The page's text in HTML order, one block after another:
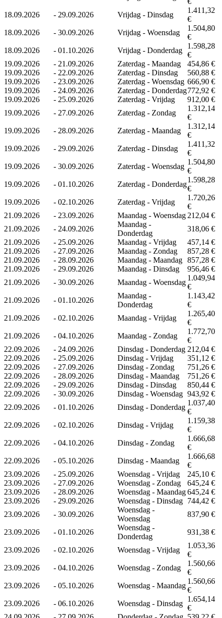
18.09.2026
- 29.09.2026 Vrijdag - Dinsdag
1.411,32
€
18.09.2026
- 30.09.2026 Vrijdag - Woensdag
1.504,80
€
18.09.2026
- 01.10.2026 Vrijdag - Donderdag
1.598,28
€
19.09.2026
- 21.09.2026 Zaterdag - Maandag
454,86 €
19.09.2026
- 22.09.2026 Zaterdag - Dinsdag
560,88 €
19.09.2026
- 23.09.2026 Zaterdag - Woensdag 666,90 €
19.09.2026
- 24.09.2026 Zaterdag - Donderdag772,92 €
19.09.2026
- 25.09.2026 Zaterdag - Vrijdag
912,00 €
19.09.2026
- 27.09.2026 Zaterdag - Zondag
1.312,14
€
19.09.2026
- 28.09.2026 Zaterdag - Maandag
1.312,14
€
19.09.2026
- 29.09.2026 Zaterdag - Dinsdag
1.411,32
€
19.09.2026
- 30.09.2026 Zaterdag - Woensdag
1.504,80
€
19.09.2026
- 01.10.2026 Zaterdag - Donderdag
1.598,28
€
19.09.2026
- 02.10.2026 Zaterdag - Vrijdag
1.720,26
€
21.09.2026
- 23.09.2026 Maandag - Woensdag 212,04 €
21.09.2026
- 24.09.2026
Maandag -
Donderdag
318,06 €
21.09.2026
- 25.09.2026 Maandag - Vrijdag
457,14 €
21.09.2026
- 27.09.2026 Maandag - Zondag
857,28 €
21.09.2026
- 28.09.2026 Maandag - Maandag 857,28 €
21.09.2026
- 29.09.2026 Maandag - Dinsdag
956,46 €
21.09.2026
- 30.09.2026 Maandag - Woensdag
1.049,94
€
21.09.2026
- 01.10.2026
Maandag -
Donderdag
1.143,42
€
21.09.2026
- 02.10.2026 Maandag - Vrijdag
1.265,40
€
21.09.2026
- 04.10.2026 Maandag - Zondag
1.772,70
€
22.09.2026
- 24.09.2026 Dinsdag - Donderdag 212,04 €
22.09.2026
- 25.09.2026 Dinsdag - Vrijdag
351,12 €
22.09.2026
- 27.09.2026 Dinsdag - Zondag
751,26 €
22.09.2026
- 28.09.2026 Dinsdag - Maandag
751,26 €
22.09.2026
- 29.09.2026 Dinsdag - Dinsdag
850,44 €
22.09.2026
- 30.09.2026 Dinsdag - Woensdag 943,92 €
22.09.2026
- 01.10.2026 Dinsdag - Donderdag
1.037,40
€
22.09.2026
- 02.10.2026 Dinsdag - Vrijdag
1.159,38
€
22.09.2026
- 04.10.2026 Dinsdag - Zondag
1.666,68
€
22.09.2026
- 05.10.2026 Dinsdag - Maandag
1.666,68
€
23.09.2026
- 25.09.2026 Woensdag - Vrijdag
245,10 €
23.09.2026
- 27.09.2026 Woensdag - Zondag
645,24 €
23.09.2026
- 28.09.2026 Woensdag - Maandag645,24 €
23.09.2026
- 29.09.2026 Woensdag - Dinsdag 744,42 €
23.09.2026
- 30.09.2026
Woensdag -
Woensdag
837,90 €
23.09.2026 - 01.10.2026
Woensdag -
Donderdag
931,38 €
23.09.2026 - 02.10.2026 Woensdag - Vrijdag
1.053,36
€
23.09.2026
- 04.10.2026 Woensdag - Zondag
1.560,66
€
23.09.2026
- 05.10.2026 Woensdag - Maandag
1.560,66
€
23.09.2026
- 06.10.2026 Woensdag - Dinsdag
1.654,14
€